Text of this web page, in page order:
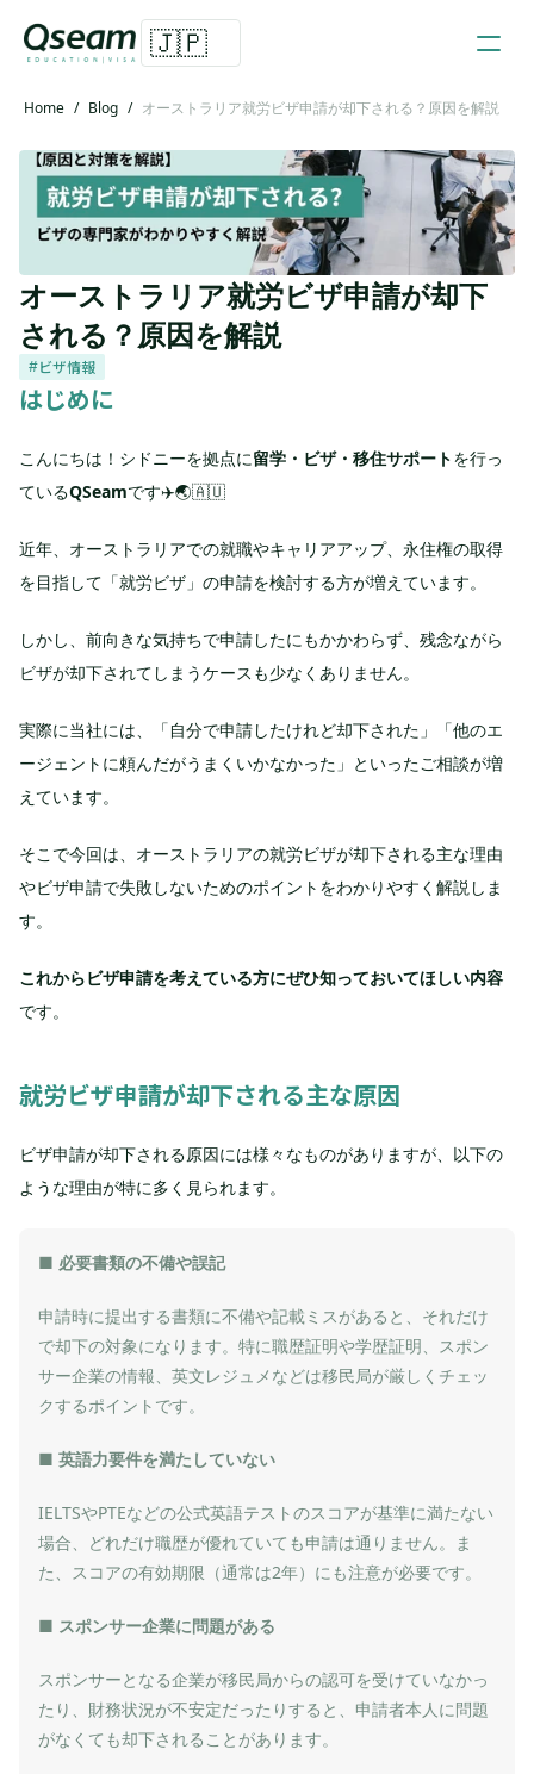
Home / Blog / オーストラリア就労ビザ申請が却下される？原因を解説
オーストラリア就労ビザ申請が却下
される？原因を解説
#ビザ情報
はじめに
こんにちは！シドニーを拠点に留学・ビザ・移住サポートを行っ
ているQSeamです✈️🌏🇦🇺
近年、オーストラリアでの就職やキャリアアップ、永住権の取得
を目指して「就労ビザ」の申請を検討する方が増えています。
しかし、前向きな気持ちで申請したにもかかわらず、残念ながら
ビザが却下されてしまうケースも少なくありません。
実際に当社には、「自分で申請したけれど却下された」「他のエ
ージェントに頼んだがうまくいかなかった」といったご相談が増
えています。
そこで今回は、オーストラリアの就労ビザが却下される主な理由
やビザ申請で失敗しないためのポイントをわかりやすく解説しま
す。
これからビザ申請を考えている方にぜひ知っておいてほしい内容
です。
就労ビザ申請が却下される主な原因
ビザ申請が却下される原因には様々なものがありますが、以下の
ような理由が特に多く見られます。
■ 必要書類の不備や誤記
申請時に提出する書類に不備や記載ミスがあると、それだけ
で却下の対象になります。特に職歴証明や学歴証明、スポン
サー企業の情報、英文レジュメなどは移民局が厳しくチェッ
クするポイントです。
■ 英語力要件を満たしていない
IELTSやPTEなどの公式英語テストのスコアが基準に満たない
場合、どれだけ職歴が優れていても申請は通りません。ま
た、スコアの有効期限（通常は2年）にも注意が必要です。
■ スポンサー企業に問題がある
スポンサーとなる企業が移民局からの認可を受けていなかっ
たり、財務状況が不安定だったりすると、申請者本人に問題
がなくても却下されることがあります。
🇯🇵